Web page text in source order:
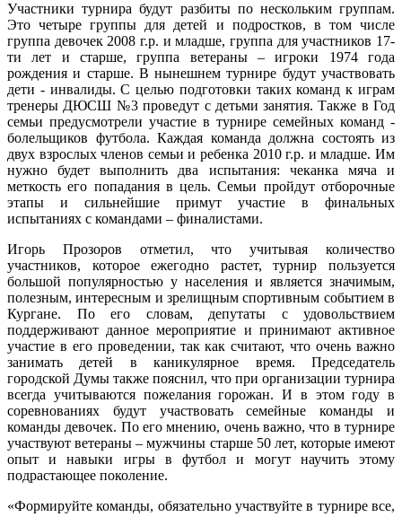
Участники турнира будут разбиты по нескольким группам.
Это четыре группы для детей и подростков, в том числе
группа девочек 2008 г.р. и младше, группа для участников 17-
ти лет и старше, группа ветераны – игроки 1974 года
рождения и старше. В нынешнем турнире будут участвовать
дети - инвалиды. С целью подготовки таких команд к играм
тренеры ДЮСШ №3 проведут с детьми занятия. Также в Год
семьи предусмотрели участие в турнире семейных команд -
болельщиков футбола. Каждая команда должна состоять из
двух взрослых членов семьи и ребенка 2010 г.р. и младше. Им
нужно будет выполнить два испытания: чеканка мяча и
меткость его попадания в цель. Семьи пройдут отборочные
этапы и сильнейшие примут участие в финальных
испытаниях с командами – финалистами.
Игорь Прозоров отметил, что учитывая количество
участников, которое ежегодно растет, турнир пользуется
большой популярностью у населения и является значимым,
полезным, интересным и зрелищным спортивным событием в
Кургане. По его словам, депутаты с удовольствием
поддерживают данное мероприятие и принимают активное
участие в его проведении, так как считают, что очень важно
занимать детей в каникулярное время. Председатель
городской Думы также пояснил, что при организации турнира
всегда учитываются пожелания горожан. И в этом году в
соревнованиях будут участвовать семейные команды и
команды девочек. По его мнению, очень важно, что в турнире
участвуют ветераны – мужчины старше 50 лет, которые имеют
опыт и навыки игры в футбол и могут научить этому
подрастающее поколение.
«Формируйте команды, обязательно участвуйте в турнире все,